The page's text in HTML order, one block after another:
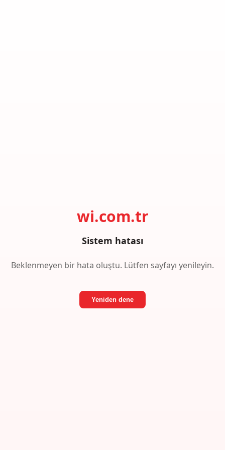
wi.com.tr
Sistem hatası
Beklenmeyen bir hata oluştu. Lütfen sayfayı yenileyin.
Yeniden dene